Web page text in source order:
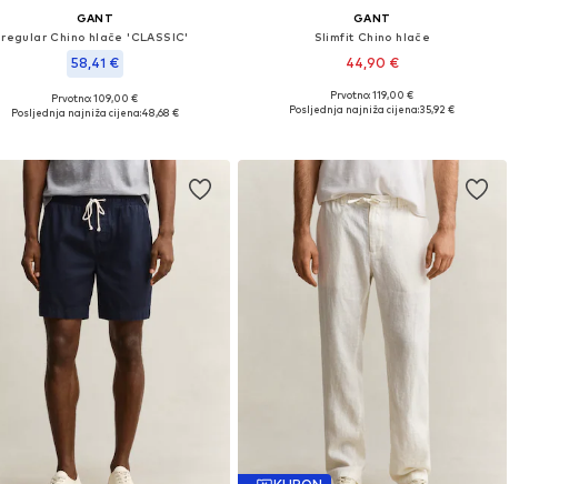
GANT
regular Chino hlače 'CLASSIC'
58,41 €
Dostupne veličine: 31
Prvotno: 109,00 €
Posljednja najniža cijena:48,68 €
GANT
Slimfit Chino hlače
44,90 €
Dostupne veličine: 31 x 34
Prvotno: 119,00 €
Posljednja najniža cijena:35,92 €